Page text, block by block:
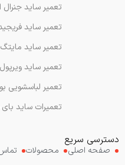
تعمیر ساید جنرال
تعمیر ساید
تعمیر ساید مایتگ
تعمیر ساید ویرپول
تعمیر لباسشویی
تعمیرات ساید
دسترسی سریع
صفحه اصلی محصولات